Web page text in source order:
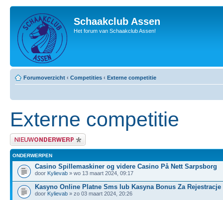
Schaakclub Assen
Het forum van Schaakclub Assen!
Forumoverzicht ‹ Competities ‹ Externe competitie
Externe competitie
Plaats een nieuw bericht
ONDERWERPEN
Casino Spillemaskiner og videre Casino På Nett Sarpsborg
door Kylievab » wo 13 maart 2024, 09:17
Kasyno Online Platne Sms lub Kasyna Bonus Za Rejestracje
door Kylievab » zo 03 maart 2024, 20:26